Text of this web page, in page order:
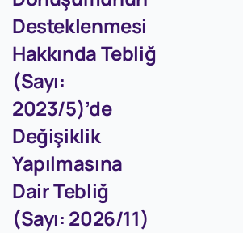
Desteklenmesi
Hakkında Tebliğ
(Sayı:
2023/5)’de
Değişiklik
Yapılmasına
Dair Tebliğ
(Sayı: 2026/11)